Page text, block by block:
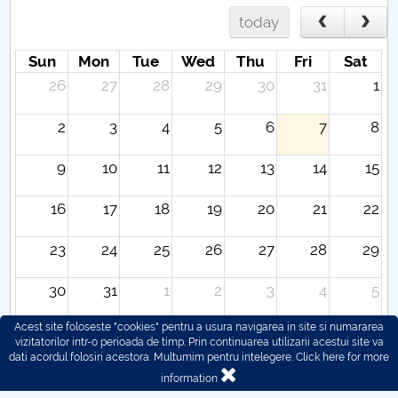
today
Sun Mon Tue Wed Thu Fri
Sat
26
27 28 29 30 31 1
2 3 4 5 6 7 8
9 10 11 12 13 14 15
16 17 18 19 20 21 22
23 24 25 26 27 28 29
30 31 1 2 3 4 5
Acest site foloseste "cookies" pentru a usura navigarea in site si numararea
vizitatorilor intr-o perioada de timp. Prin continuarea utilizarii acestui site va
dati acordul folosiri acestora. Multumim pentru intelegere. Click here for more
information